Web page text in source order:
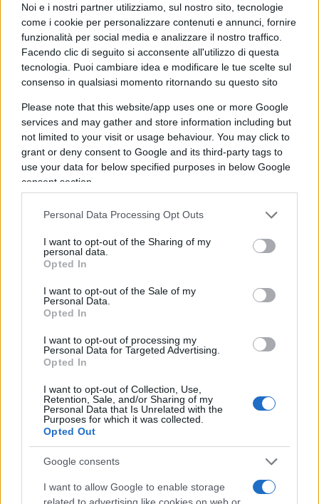
Noi e i nostri partner utilizziamo, sul nostro sito, tecnologie
come i cookie per personalizzare contenuti e annunci, fornire
funzionalità per social media e analizzare il nostro traffico.
Facendo clic di seguito si acconsente all'utilizzo di questa
tecnologia. Puoi cambiare idea e modificare le tue scelte sul
consenso in qualsiasi momento ritornando su questo sito
Please note that this website/app uses one or more Google
services and may gather and store information including but
not limited to your visit or usage behaviour. You may click to
grant or deny consent to Google and its third-party tags to
use your data for below specified purposes in below Google
consent section.
Personal Data Processing Opt Outs
I want to opt-out of the Sharing of my
personal data.
Opted In
I want to opt-out of the Sale of my
Personal Data.
Opted In
I want to opt-out of processing my
Personal Data for Targeted Advertising.
Opted In
I want to opt-out of Collection, Use,
Retention, Sale, and/or Sharing of my
Personal Data that Is Unrelated with the
Purposes for which it was collected.
Opted Out
Google consents
I want to allow Google to enable storage
related to advertising like cookies on web or
metri di valutazione tra un istituto e l’altro. Una
macchina che promuove se stessa nella quasi
totalità dei casi non vigila ma si assolve.
Nessuno presidia l’omogeneità del giudizio e
questo traligna in arbitrio, con l’albagia di
pedagogica. Così il diploma cessa di attestare un
livello e certifica per paradosso, la latitudine in cui
lo si è conseguito.
La sperequazione
Qui la difformità cessa di essere accademica. Il
100 e la lode non sono orpelli estetici ma